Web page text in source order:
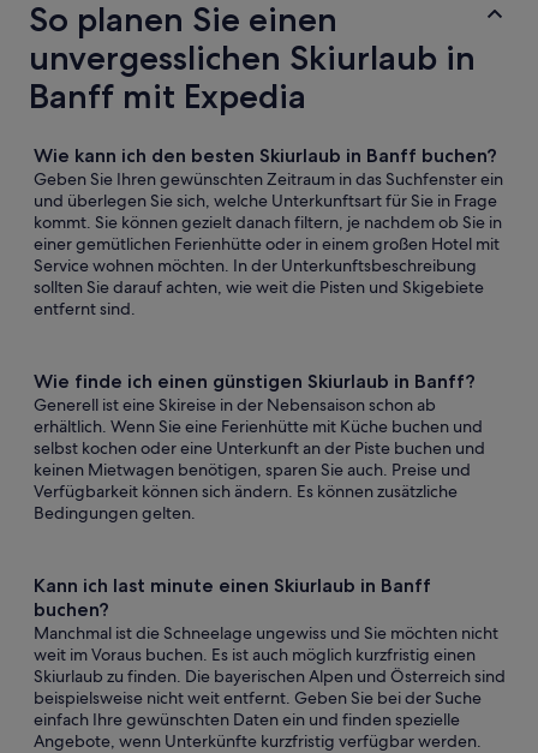
So planen Sie einen
unvergesslichen Skiurlaub in
Banff mit Expedia
Wie kann ich den besten Skiurlaub in Banff buchen?
Geben Sie Ihren gewünschten Zeitraum in das Suchfenster ein
und überlegen Sie sich, welche Unterkunftsart für Sie in Frage
kommt. Sie können gezielt danach filtern, je nachdem ob Sie in
einer gemütlichen Ferienhütte oder in einem großen Hotel mit
Service wohnen möchten. In der Unterkunftsbeschreibung
sollten Sie darauf achten, wie weit die Pisten und Skigebiete
entfernt sind.
Wie finde ich einen günstigen Skiurlaub in Banff?
Generell ist eine Skireise in der Nebensaison schon ab
erhältlich. Wenn Sie eine Ferienhütte mit Küche buchen und
selbst kochen oder eine Unterkunft an der Piste buchen und
keinen Mietwagen benötigen, sparen Sie auch. Preise und
Verfügbarkeit können sich ändern. Es können zusätzliche
Bedingungen gelten.
Kann ich last minute einen Skiurlaub in Banff
buchen?
Manchmal ist die Schneelage ungewiss und Sie möchten nicht
weit im Voraus buchen. Es ist auch möglich kurzfristig einen
Skiurlaub zu finden. Die bayerischen Alpen und Österreich sind
beispielsweise nicht weit entfernt. Geben Sie bei der Suche
einfach Ihre gewünschten Daten ein und finden spezielle
Angebote, wenn Unterkünfte kurzfristig verfügbar werden.